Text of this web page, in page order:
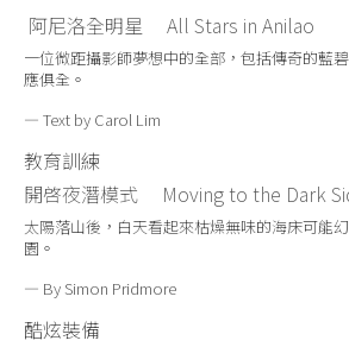
阿尼洛全明星 All Stars in Anilao
一位微距攝影師夢想中的全部，包括傳奇的藍
應俱全。
— Text by Carol Lim
教育訓練
開啓夜潛模式 Moving to the Dark
太陽落山後，白天看起來枯燥無味的海床可能
園。
— By Simon Pridmore
酷炫裝備